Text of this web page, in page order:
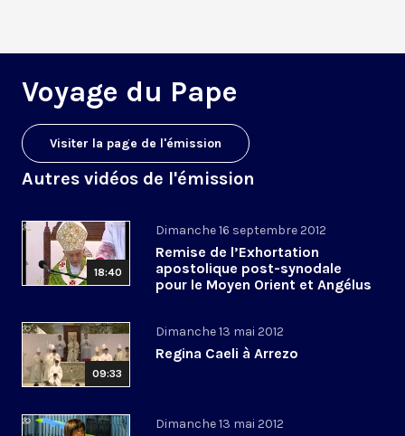
Voyage du Pape
Visiter la page de l'émission
Autres vidéos de l'émission
18:40
Dimanche 16 septembre 2012
Remise de l’Exhortation
apostolique post-synodale
pour le Moyen Orient et Angélus
09:33
Dimanche 13 mai 2012
Regina Caeli à Arrezo
Dimanche 13 mai 2012